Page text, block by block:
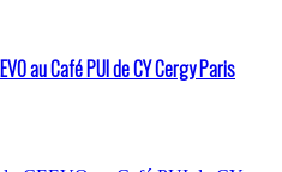
au Café PUI de CY Cergy Paris